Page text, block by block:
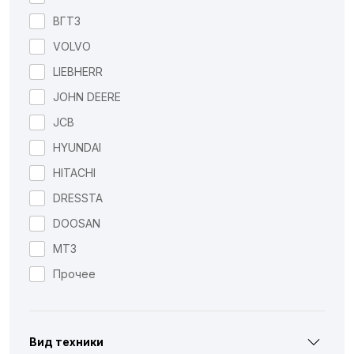
ВГТЗ
VOLVO
LIEBHERR
JOHN DEERE
JCB
HYUNDAI
HITACHI
DRESSTA
DOOSAN
МТЗ
Прочее
Вид техники